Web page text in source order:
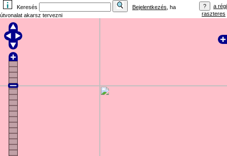
Keresés Bejelentkezés , ha
útvonalat akarsz tervezni
a régi
raszteres